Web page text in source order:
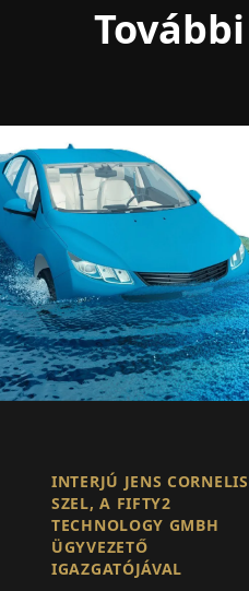
INTERJÚ JENS
SZEL, A FIFTY2
TECHNOLOGY GMBH
ÜGYVEZETŐ
IGAZGATÓJÁVAL